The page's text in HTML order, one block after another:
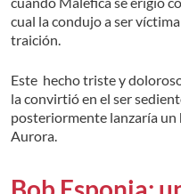
cual la condujo a ser
traición.
Este hecho triste y
la convirtió en el ser
posteriormente lanzaría un
Aurora.